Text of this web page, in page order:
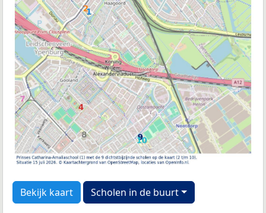
Bekijk kaart Scholen in de buurt